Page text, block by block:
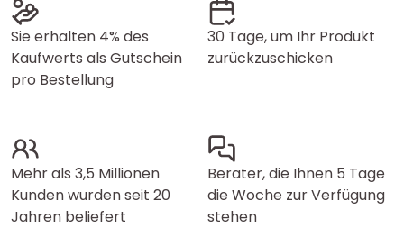
Sie erhalten 4% des
Kaufwerts als Gutschein
pro Bestellung
30 Tage, um Ihr Produkt
zurückzuschicken
Mehr als 3,5 Millionen
Kunden wurden seit 20
Jahren beliefert
Berater, die Ihnen 5 Tage
die Woche zur Verfügung
stehen